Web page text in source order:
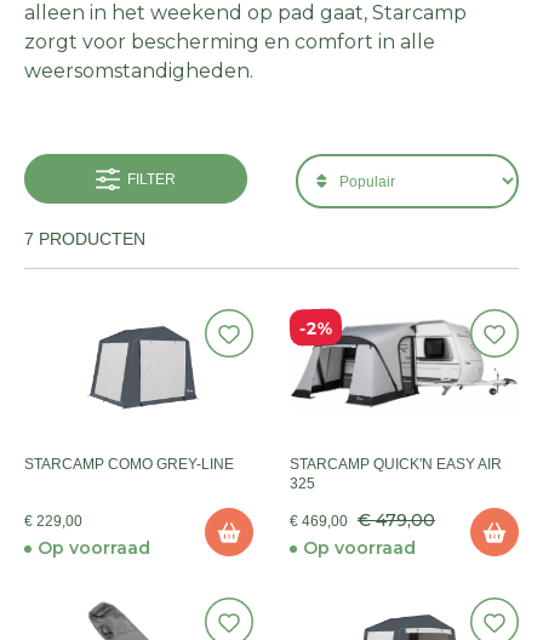
alleen in het weekend op pad gaat, Starcamp
zorgt voor bescherming en comfort in alle
weersomstandigheden.
FILTER
7 PRODUCTEN
STARCAMP COMO GREY-LINE
€ 229,00
Op voorraad
2%
STARCAMP QUICK'N EASY AIR
325
€ 469,00 € 479,00
Op voorraad